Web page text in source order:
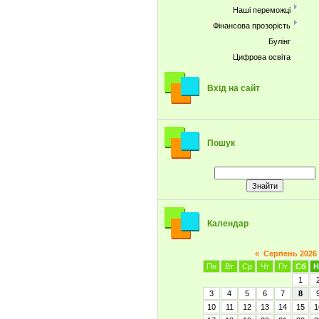
Наші переможці
Фінансова прозорість
Булінг
Цифрова освіта
Вхід на сайт
Пошук
Календар
« Серпень 2026
Пн
Вт Ср Чт Пт Сб
1
3
4 5 6 7 8
10
11 12 13 14 15